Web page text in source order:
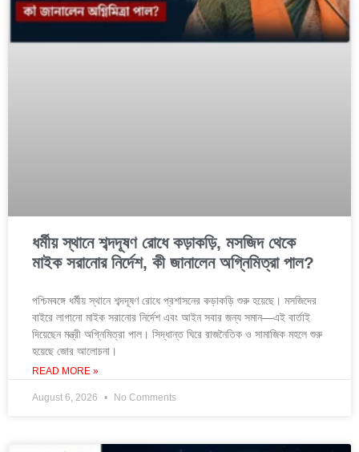
ধর্মীয় স্থানে শব্দদূষণ রোধে কড়াকড়ি, মসজিদ থেকে
মাইক সরানোর নির্দেশ, কী জানালেন অগ্নিমিত্রা পাল?
পশ্চিমবঙ্গে ধর্মীয় স্থানে শব্দদূষণ রোধে প্রশাসনের কড়াকড়ি শুরু হয়েছে। মসজিদের
বাইরে লাগানো মাইক সরানোর নির্দেশ এবং আইন সবার জন্য সমান—এই বার্তাই
দিয়েছেন মন্ত্রী অগ্নিমিত্রা পাল। সিদ্ধান্ত ঘিরে রাজনৈতিক ও সামাজিক মহলে শুরু
হয়েছে জোর আলোচনা।
READ MORE »
August 6, 2026 No Comments